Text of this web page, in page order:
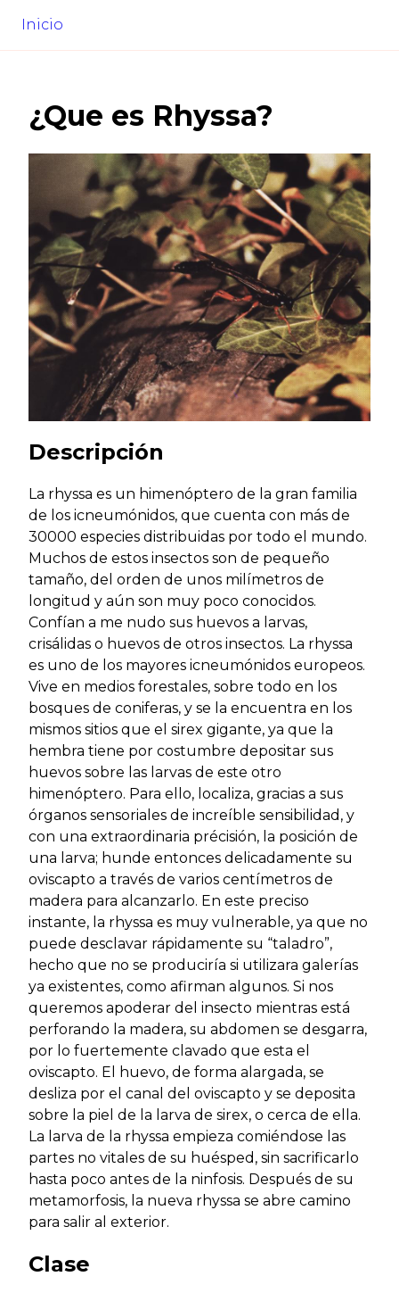
Inicio
¿Que es Rhyssa?
Descripción
La rhyssa es un himenóptero de la gran familia
de los icneumónidos, que cuenta con más de
30000 especies distribuidas por todo el mundo.
Muchos de estos insectos son de pequeño
tamaño, del orden de unos milímetros de
longitud y aún son muy poco conocidos.
Confían a me nudo sus huevos a larvas,
crisálidas o huevos de otros insectos. La rhyssa
es uno de los mayores icneumónidos europeos.
Vive en medios forestales, sobre todo en los
bosques de coniferas, y se la encuentra en los
mismos sitios que el sirex gigante, ya que la
hembra tiene por costumbre depositar sus
huevos sobre las larvas de este otro
himenóptero. Para ello, localiza, gracias a sus
órganos sensoriales de increíble sensibilidad, y
con una extraordinaria précisión, la posición de
una larva; hunde entonces delicadamente su
oviscapto a través de varios centímetros de
madera para alcanzarlo. En este preciso
instante, la rhyssa es muy vulnerable, ya que no
puede desclavar rápidamente su “taladro”,
hecho que no se produciría si utilizara galerías
ya existentes, como afirman algunos. Si nos
queremos apoderar del insecto mientras está
perforando la madera, su abdomen se desgarra,
por lo fuertemente clavado que esta el
oviscapto. El huevo, de forma alargada, se
desliza por el canal del oviscapto y se deposita
sobre la piel de la larva de sirex, o cerca de ella.
La larva de la rhyssa empieza comiéndose las
partes no vitales de su huésped, sin sacrificarlo
hasta poco antes de la ninfosis. Después de su
metamorfosis, la nueva rhyssa se abre camino
para salir al exterior.
Clase